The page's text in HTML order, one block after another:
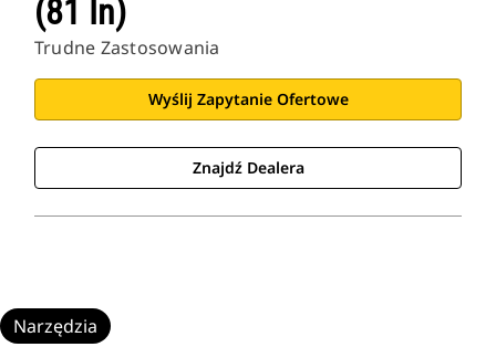
(81 In)
Trudne Zastosowania
Wyślij Zapytanie Ofertowe
Znajdź Dealera
Narzędzia